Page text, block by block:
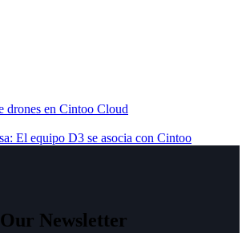
drones en Cintoo Cloud
El equipo D3 se asocia con Cintoo
Newsletter